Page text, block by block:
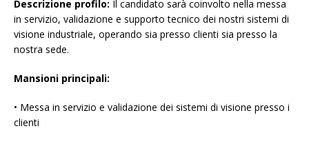
Descrizione profilo: Il candidato sarà coinvolto nella messa
in servizio, validazione e supporto tecnico dei nostri sistemi di
visione industriale, operando sia presso clienti sia presso la
nostra sede.
Mansioni principali:
• Messa in servizio e validazione dei sistemi di visione presso i
clienti